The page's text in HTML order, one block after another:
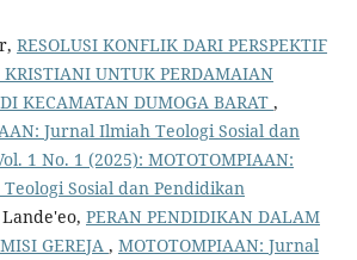
RESOLUSI KONFLIK DARI PERSPEKTIF
UNTUK PERDAMAIAN
KECAMATAN DUMOGA BARAT ,
Jurnal Ilmiah Teologi Sosial dan
1 No. 1 (2025): MOTOTOMPIAAN:
Sosial dan Pendidikan
PERAN PENDIDIKAN DALAM
GEREJA , MOTOTOMPIAAN: Jurnal